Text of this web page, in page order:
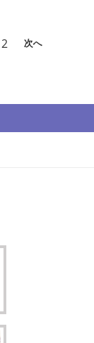
次へ